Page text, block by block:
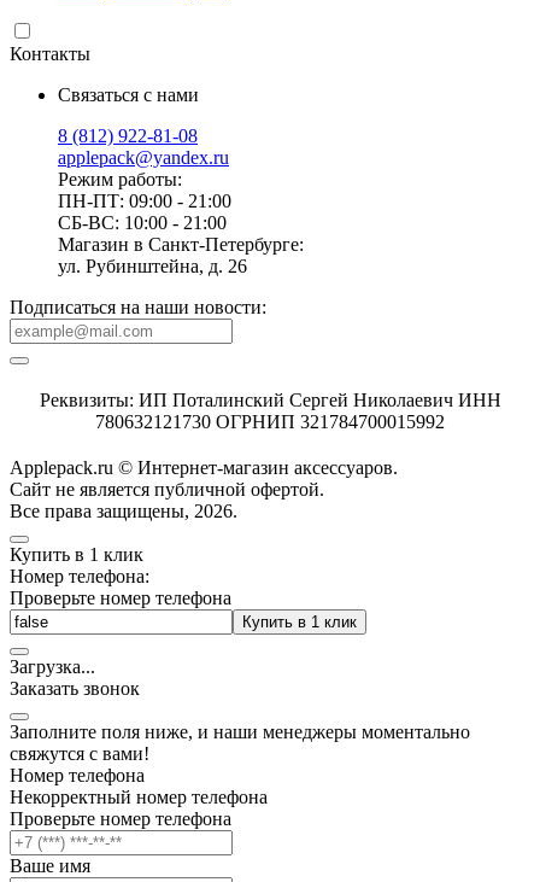
Контакты
Связаться с нами
8 (812) 922-81-08
applepack@yandex.ru
Режим работы:
ПН-ПТ: 09:00 - 21:00
СБ-ВС: 10:00 - 21:00
Магазин в Санкт-Петербурге:
ул. Рубинштейна, д. 26
Подписаться на наши новости:
Реквизиты: ИП Поталинский Сергей Николаевич ИНН
780632121730 ОГРНИП 321784700015992
Applepack.ru © Интернет-магазин аксессуаров.
Cайт не является публичной офертой.
Все права защищены, 2026.
Купить в 1 клик
Номер телефона:
Проверьте номер телефона
Купить в 1 клик
Загрузка...
Заказать звонок
Заполните поля ниже, и наши менеджеры моментально
свяжутся с вами!
Номер телефона
Некорректный номер телефона
Проверьте номер телефона
Ваше имя